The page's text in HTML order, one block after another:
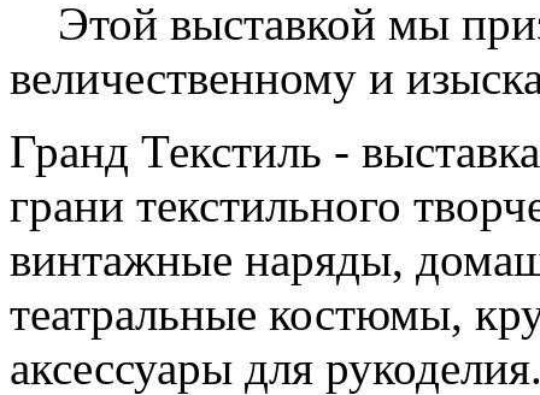
Этой выставкой мы
величественному и
Гранд Текстиль -
грани текстильного
винтажные наряды,
театральные костюмы,
аксессуары для